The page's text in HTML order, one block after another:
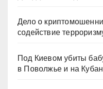
Дело о
содействие
Под Киевом убиты
в Поволжье и на